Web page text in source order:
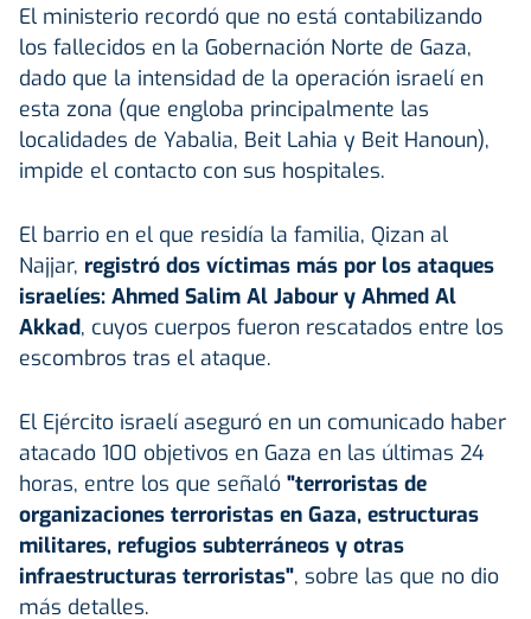
El ministerio recordó que no está contabilizando
los fallecidos en la Gobernación Norte de Gaza,
dado que la intensidad de la operación israelí en
esta zona (que engloba principalmente las
localidades de Yabalia, Beit Lahia y Beit Hanoun),
impide el contacto con sus hospitales.
El barrio en el que residía la familia, Qizan al
Najjar, registró dos víctimas más por los ataques
israelíes: Ahmed Salim Al Jabour y Ahmed Al
Akkad, cuyos cuerpos fueron rescatados entre los
escombros tras el ataque.
El Ejército israelí aseguró en un comunicado haber
atacado 100 objetivos en Gaza en las últimas 24
horas, entre los que señaló "terroristas de
organizaciones terroristas en Gaza, estructuras
militares, refugios subterráneos y otras
infraestructuras terroristas", sobre las que no dio
más detalles.